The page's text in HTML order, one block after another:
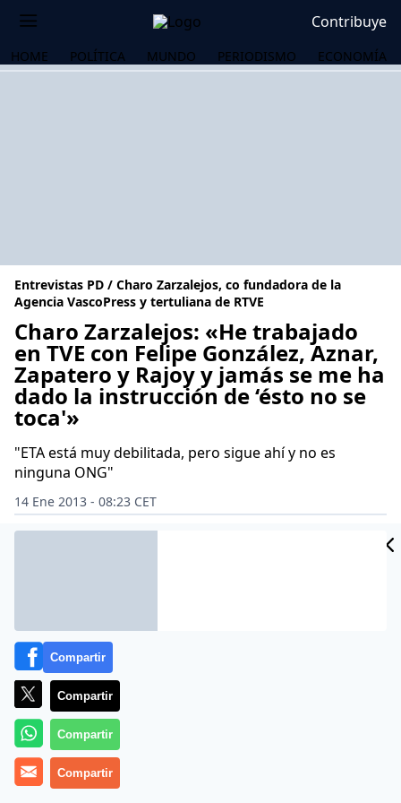
Contribuye
HOME POLÍTICA MUNDO PERIODISMO ECONOMÍA
Entrevistas PD / Charo Zarzalejos, co fundadora de la
Agencia VascoPress y tertuliana de RTVE
Charo Zarzalejos: «He trabajado
en TVE con Felipe González, Aznar,
Zapatero y Rajoy y jamás se me ha
dado la instrucción de ‘ésto no se
toca'»
"ETA está muy debilitada, pero sigue ahí y no es
ninguna ONG"
14 Ene 2013 - 08:23 CET
Archivado en: ANTONIO GARCÍA FERRERAS
Compartir
Compartir
Compartir
Compartir